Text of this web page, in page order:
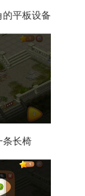
的平板设备
条长椅